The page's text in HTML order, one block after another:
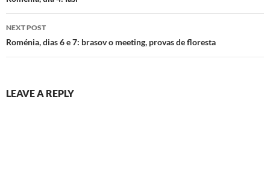
NEXT POST
Roménia, dias 6 e 7: brasov o meeting, provas de floresta
LEAVE A REPLY